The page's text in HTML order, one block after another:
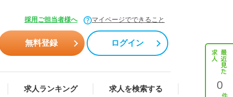
採用ご担当者様へ マイページでできること
無料登録 ログイン
求人ランキング 求人を検索する 0